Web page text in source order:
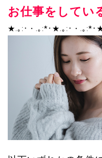
お仕事をしてい
★.｡:･・.｡:*･★.｡:･・.｡:*･